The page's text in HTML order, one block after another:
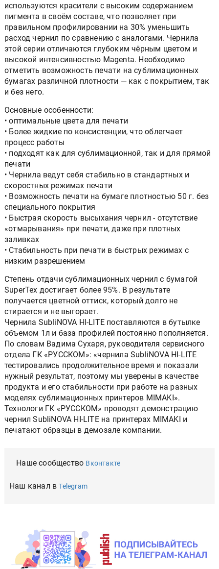
используются красители с высоким содержанием
пигмента в своём составе, что позволяет при
правильном профилировании на 30% уменьшить
расход чернил по сравнению с аналогами. Чернила
этой серии отличаются глубоким чёрным цветом и
высокой интенсивностью Magenta. Необходимо
отметить возможность печати на сублимационных
бумагах различной плотности — как с покрытием, так
и без него.
Основные особенности:
• оптимальные цвета для печати
• Более жидкие по консистенции, что облегчает
процесс работы
• подходят как для сублимационной, так и для прямой
печати
• Чернила ведут себя стабильно в стандартных и
скоростных режимах печати
• Возможность печати на бумаге плотностью 50 г. без
специального покрытия
• Быстрая скорость высыхания чернил - отсутствие
«отмарывания» при печати, даже при плотных
заливках
• Стабильность при печати в быстрых режимах с
низким разрешением
Степень отдачи сублимационных чернил с бумагой
SuperTex достигает более 95%. В результате
получается цветной оттиск, который долго не
стирается и не выгорает.
Чернила SubliNOVA HI-LITE поставляются в бутылке
объемом 1л и база профилей постоянно пополняется.
По словам Вадима Сухаря, руководителя сервисного
отдела ГК «РУССКОМ»: «чернила SubliNOVA HI-LITE
тестировались продолжительное время и показали
нужный результат, поэтому мы уверены в качестве
продукта и его стабильности при работе на разных
моделях сублимационных принтеров MIMAKI».
Технологи ГК «РУССКОМ» проводят демонстрацию
чернил SubliNOVA HI-LITE на принтерах MIMAKI и
печатают образцы в демозале компании.
Наше сообщество Вконтакте
Наш канал вTelegram